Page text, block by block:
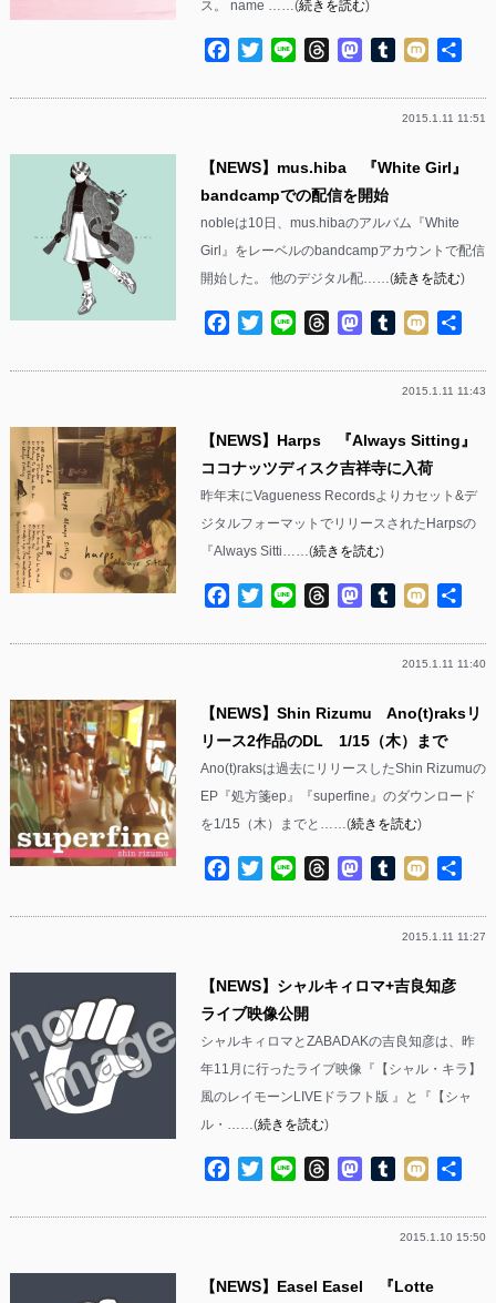
ス。 name ……(続きを読む)
Facebook
TwitterLine ThreadsMastodon
Tumblr
Mixi
2015.1.11 11:51
【NEWS】mus.hiba 『White Girl』
bandcampでの配信を開始
nobleは10日、mus.hibaのアルバム『White
Girl』をレーベルのbandcampアカウントで配信
開始した。 他のデジタル配……(続きを読む)
Facebook
TwitterLine ThreadsMastodon
Tumblr
Mixi
2015.1.11 11:43
【NEWS】Harps 『Always Sitting』
ココナッツディスク吉祥寺に入荷
昨年末にVagueness Recordsよりカセット&デ
ジタルフォーマットでリリースされたHarpsの
『Always Sitti……(続きを読む)
Facebook
TwitterLine ThreadsMastodon
Tumblr
Mixi
2015.1.11 11:40
【NEWS】Shin Rizumu Ano(t)raksリ
リース2作品のDL 1/15（木）まで
Ano(t)raksは過去にリリースしたShin Rizumuの
EP『処方箋ep』『superfine』のダウンロード
を1/15（木）までと……(続きを読む)
Facebook
TwitterLine ThreadsMastodon
Tumblr
Mixi
2015.1.11 11:27
【NEWS】シャルキィロマ+吉良知彦
ライブ映像公開
シャルキィロマとZABADAKの吉良知彦は、昨
年11月に行ったライブ映像『【シャル・キラ】
風のレイモーンLIVEドラフト版 』と『【シャ
ル・……(続きを読む)
Facebook
TwitterLine ThreadsMastodon
Tumblr
Mixi
2015.1.10 15:50
【NEWS】Easel Easel 『Lotte